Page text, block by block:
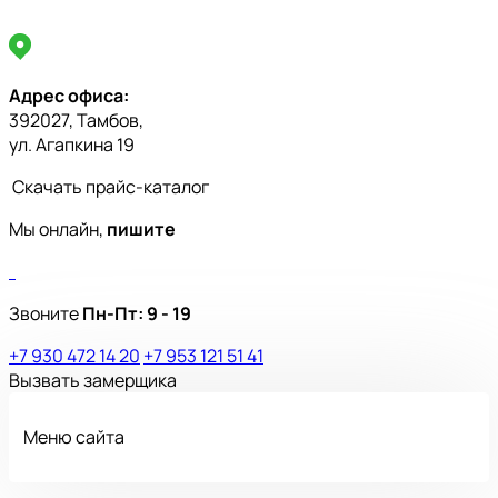
Адрес офиса:
392027, Тамбов,
ул. Агапкина 19
Скачать прайс-каталог
Мы онлайн, пишите
ЗвонитеПн-Пт:9 - 19
+7 930 472 14 20 +7 953 121 51 41
Вызвать замерщика
Меню сайта